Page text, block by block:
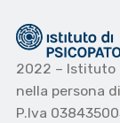
2022 – Istituto
nella persona
P.Iva